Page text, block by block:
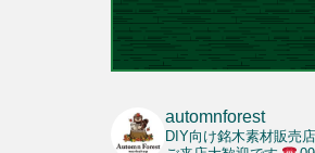
automnforest
DIY向け銘木素材販売店